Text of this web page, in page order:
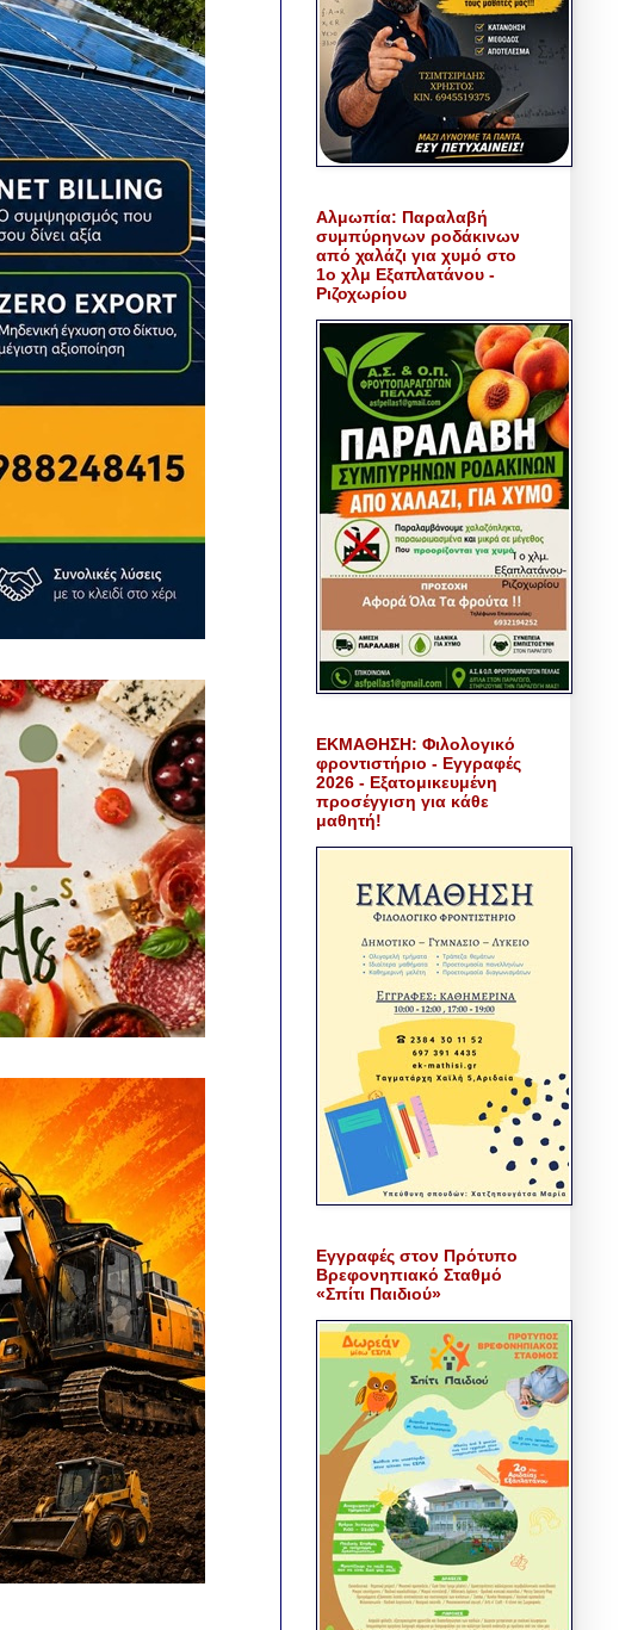
Αλμωπία: Παραλαβή
συμπύρηνων ροδάκινων
από χαλάζι για χυμό στο
1ο χλμ Εξαπλατάνου -
Ριζοχωρίου
ΕΚΜΑΘΗΣΗ: Φιλολογικό
φροντιστήριο - Εγγραφές
2026 - Εξατομικευμένη
προσέγγιση για κάθε
μαθητή!
Εγγραφές στον Πρότυπο
Βρεφονηπιακό Σταθμό
«Σπίτι Παιδιού»